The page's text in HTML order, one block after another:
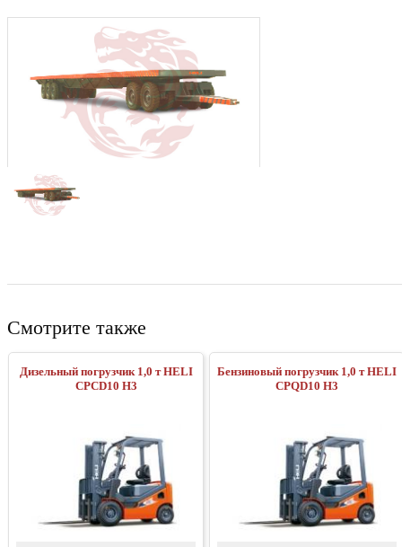
Смотрите также
Дизельный погрузчик 1,0 т HELI
CPСD10 H3
Бензиновый погрузчик 1,0 т HELI
CPQD10 H3